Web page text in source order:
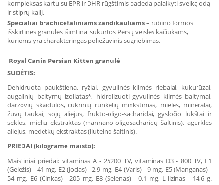
kompleksas kartu su EPR ir DHR rūgštimis padeda palaikyti sveiką odą
ir stiprų kailį.
Specialiai brachicefaliniams žandikauliams– rubino formos
išskirtinės granulės išimtinai sukurtos Persų veislės kačiukams,
kurioms yra charakteringas poliežuvinis sugriebimas.
Royal Canin Persian Kitten granulė
SUDĖTIS:
Dehidruota paukštiena, ryžiai, gyvulinės kilmės riebalai, kukurūzai,
augalinių baltymų izoliatas*, hidrolizuoti gyvulinės kilmės baltymai,
daržovių skaidulos, cukrinių runkelių minkštimas, mielės, mineralai,
žuvų taukai, sojų aliejus, frukto-oligo-sacharidai, gysločio lukštai ir
sėklos, mielių ekstraktas (mannano-oligosacharidų šaltinis), agurklės
aliejus, medetkų ekstraktas (liuteino šaltinis).
PRIEDAI (kilograme maisto):
Maistiniai priedai: vitaminas A - 25200 TV, vitaminas D3 - 800 TV, E1
(Geležis) - 41 mg, E2 (Jodas) - 2,9 mg, E4 (Varis) - 9 mg, E5 (Manganas) -
54 mg, E6 (Cinkas) - 205 mg, E8 (Selenas) - 0,1 mg, L-lizinas - 14,6 g.